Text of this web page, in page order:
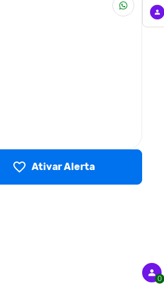
Ativar Alerta
0